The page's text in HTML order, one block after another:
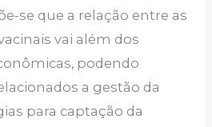
se que a relação entre as
vai além dos
podendo
a gestão da
para captação da